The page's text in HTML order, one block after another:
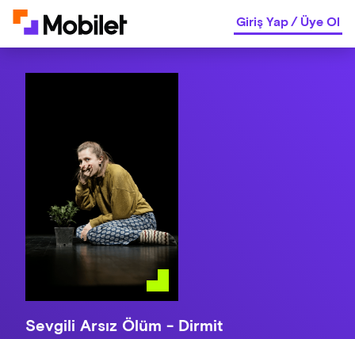
Giriş Yap/Üye Ol
Sevgili Arsız Ölüm - Dirmit